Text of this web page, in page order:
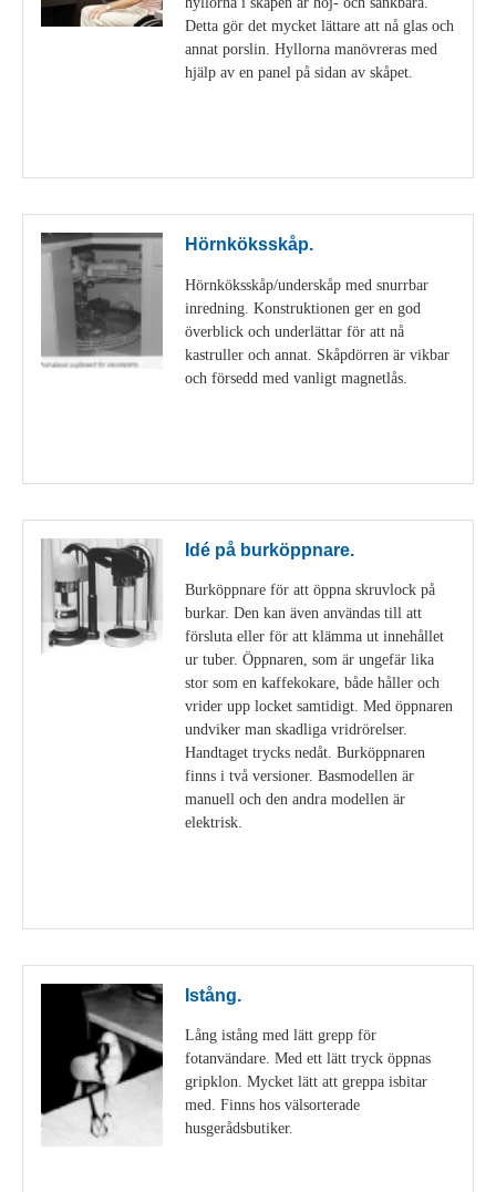
Detta gör det mycket lättare att nå glas och
annat porslin. Hyllorna manövreras med
hjälp av en panel på sidan av skåpet.
Hörnköksskåp.
Hörnköksskåp/underskåp med snurrbar
inredning. Konstruktionen ger en god
överblick och underlättar för att nå
kastruller och annat. Skåpdörren är vikbar
och försedd med vanligt magnetlås.
Idé på burköppnare.
Burköppnare för att öppna skruvlock på
burkar. Den kan även användas till att
försluta eller för att klämma ut innehållet
ur tuber. Öppnaren, som är ungefär lika
stor som en kaffekokare, både håller och
vrider upp locket samtidigt. Med öppnaren
undviker man skadliga vridrörelser.
Handtaget trycks nedåt. Burköppnaren
finns i två versioner. Basmodellen är
manuell och den andra modellen är
elektrisk.
Istång.
Lång istång med lätt grepp för
fotanvändare. Med ett lätt tryck öppnas
gripklon. Mycket lätt att greppa isbitar
med. Finns hos välsorterade
husgerådsbutiker.